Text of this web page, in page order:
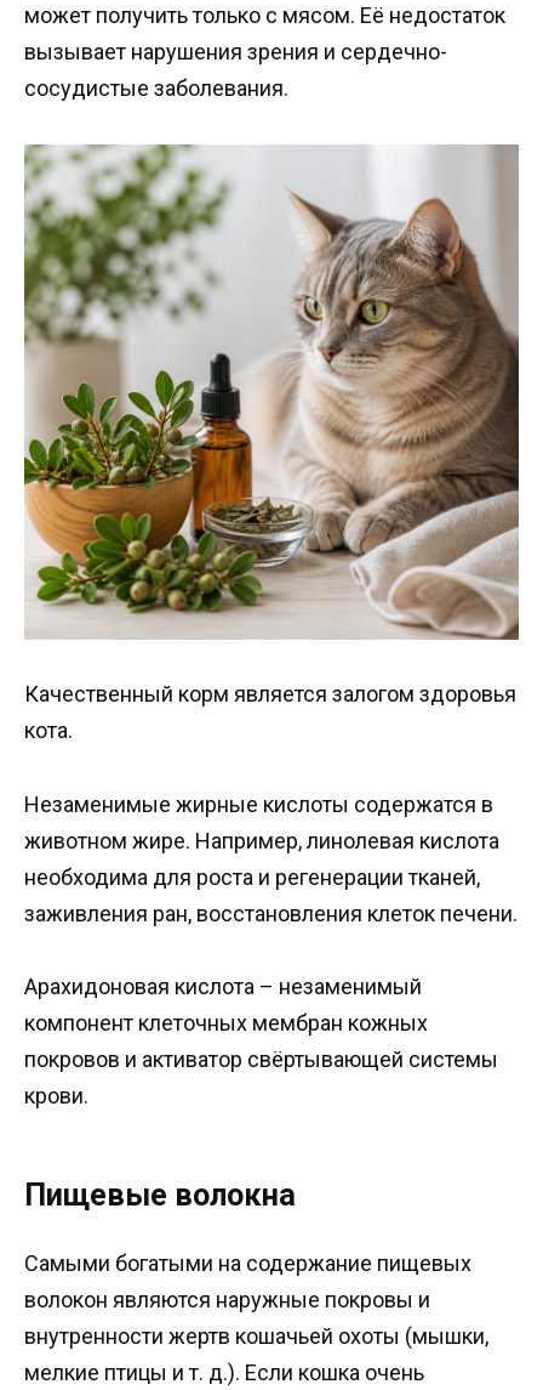
может получить только с мясом. Её недостаток
вызывает нарушения зрения и сердечно-
сосудистые заболевания.
Качественный корм является залогом здоровья
кота.
Незаменимые жирные кислоты содержатся в
животном жире. Например, линолевая кислота
необходима для роста и регенерации тканей,
заживления ран, восстановления клеток печени.
Арахидоновая кислота – незаменимый
компонент клеточных мембран кожных
покровов и активатор свёртывающей системы
крови.
Пищевые волокна
Самыми богатыми на содержание пищевых
волокон являются наружные покровы и
внутренности жертв кошачьей охоты (мышки,
мелкие птицы и т. д.). Если кошка очень